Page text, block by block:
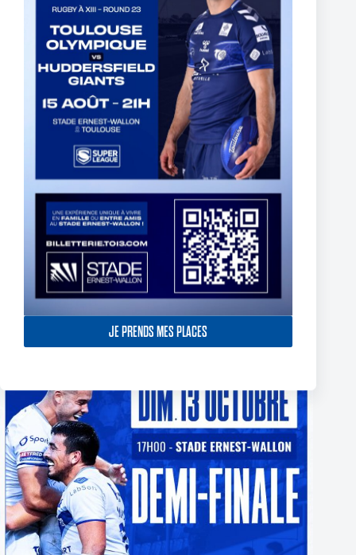
JE PRENDS MES PLACES
TOULOUSE OLYMPIQUE SIGN ETHAN QUAI-WARD
29 April 2026